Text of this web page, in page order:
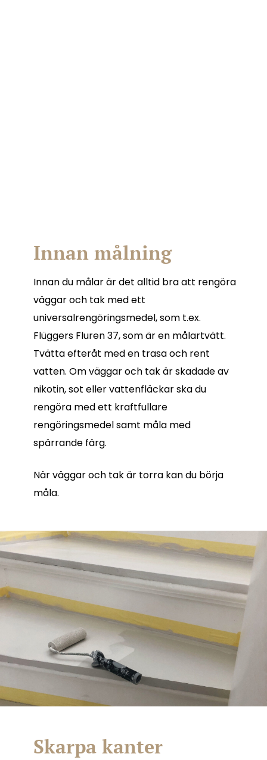
Innan målning
Innan du målar är det alltid bra att rengöra
väggar och tak med ett
universalrengöringsmedel, som t.ex.
Flüggers Fluren 37, som är en målartvätt.
Tvätta efteråt med en trasa och rent
vatten. Om väggar och tak är skadade av
nikotin, sot eller vattenfläckar ska du
rengöra med ett kraftfullare
rengöringsmedel samt måla med
spärrande färg.
När väggar och tak är torra kan du börja
måla.
Skarpa kanter